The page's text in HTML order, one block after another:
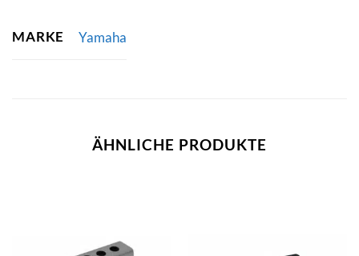
MARKE Yamaha
ÄHNLICHE PRODUKTE